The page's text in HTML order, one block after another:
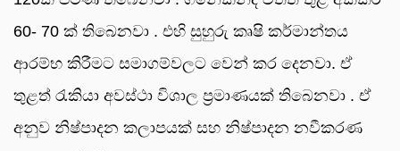
60- 70 ක් තිබෙනවා . එහි සුහුරු කෘෂි කර්මාන්තය
ආරම්භ කිරීමට සමාගම්වලට වෙන් කර දෙනවා. ඒ
තුළත් රැකියා අවස්ථා විශාල ප්‍රමාණයක් තිබෙනවා . ඒ
අනුව නිෂ්පාදන කලාපයක් සහ නිෂ්පාදන නවීකරණ